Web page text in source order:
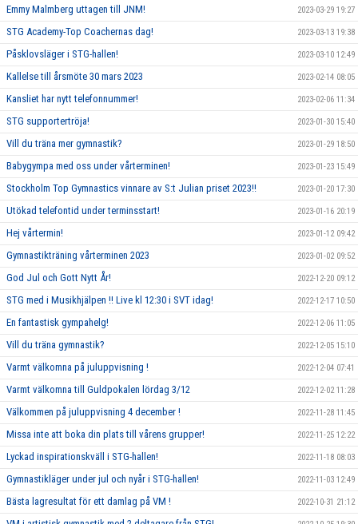
Emmy Malmberg uttagen till JNM! 2023-03-29 19:27
STG Academy-Top Coachernas dag! 2023-03-13 19:38
Påsklovsläger i STG-hallen! 2023-03-10 12:49
Kallelse till årsmöte 30 mars 2023 2023-02-14 08:05
Kansliet har nytt telefonnummer! 2023-02-06 11:34
STG supportertröja! 2023-01-30 15:40
Vill du träna mer gymnastik? 2023-01-29 18:50
Babygympa med oss under vårterminen! 2023-01-23 15:49
Stockholm Top Gymnastics vinnare av S:t Julian priset 2023!! 2023-01-20 17:30
Utökad telefontid under terminsstart! 2023-01-16 20:19
Hej vårtermin! 2023-01-12 09:42
Gymnastikträning vårterminen 2023 2023-01-02 09:52
God Jul och Gott Nytt År! 2022-12-20 09:12
STG med i Musikhjälpen !! Live kl 12:30 i SVT idag! 2022-12-17 10:50
En fantastisk gympahelg! 2022-12-06 11:05
Vill du träna gymnastik? 2022-12-05 15:10
Varmt välkomna på juluppvisning ! 2022-12-04 07:41
Varmt välkomna till Guldpokalen lördag 3/12 2022-12-02 11:28
Välkommen på juluppvisning 4 december ! 2022-11-28 11:45
Missa inte att boka din plats till vårens grupper! 2022-11-25 12:22
Lyckad inspirationskväll i STG-hallen! 2022-11-18 08:03
Gymnastikläger under jul och nyår i STG-hallen! 2022-11-03 12:49
Bästa lagresultat för ett damlag på VM ! 2022-10-31 21:12